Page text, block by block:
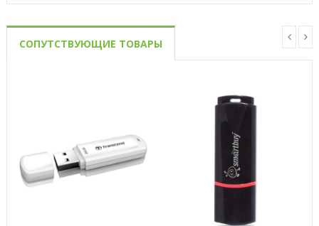
СОПУТСТВУЮЩИЕ ТОВАРЫ